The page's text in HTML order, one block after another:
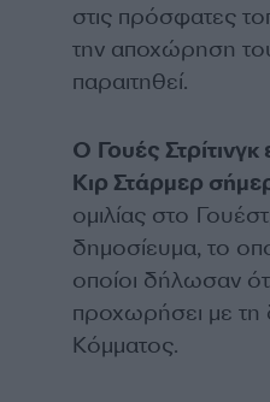
στις πρόσφατες
την αποχώρηση
παραιτηθεί.
Ο Γουές
Κιρ Στάρμερ
ομιλίας στο
δημοσίευμα, το
οποίοι δήλωσαν
προχωρήσει με τη
Κόμματος.